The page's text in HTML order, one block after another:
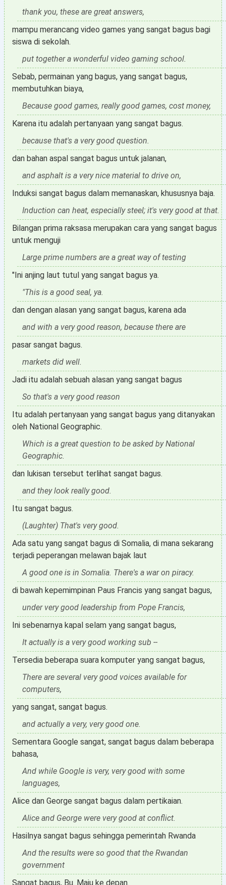
thank you, these are great answers,
mampu merancang video games yang sangat bagus bagi
siswa di sekolah.
put together a wonderful video gaming school.
Sebab, permainan yang bagus, yang sangat bagus,
membutuhkan biaya,
Because good games, really good games, cost money,
Karena itu adalah pertanyaan yang sangat bagus.
because that's a very good question.
dan bahan aspal sangat bagus untuk jalanan,
and asphalt is a very nice material to drive on,
Induksi sangat bagus dalam memanaskan, khususnya baja.
Induction can heat, especially steel; it's very good at that.
Bilangan prima raksasa merupakan cara yang sangat bagus
untuk menguji
Large prime numbers are a great way of testing
"Ini anjing laut tutul yang sangat bagus ya.
"This is a good seal, ya.
dan dengan alasan yang sangat bagus, karena ada
and with a very good reason, because there are
pasar sangat bagus.
markets did well.
Jadi itu adalah sebuah alasan yang sangat bagus
So that's a very good reason
Itu adalah pertanyaan yang sangat bagus yang ditanyakan
oleh National Geographic.
Which is a great question to be asked by National
Geographic.
dan lukisan tersebut terlihat sangat bagus.
and they look really good.
Itu sangat bagus.
(Laughter) That's very good.
Ada satu yang sangat bagus di Somalia, di mana sekarang
terjadi peperangan melawan bajak laut
A good one is in Somalia. There's a war on piracy.
di bawah kepemimpinan Paus Francis yang sangat bagus,
under very good leadership from Pope Francis,
Ini sebenarnya kapal selam yang sangat bagus,
It actually is a very good working sub --
Tersedia beberapa suara komputer yang sangat bagus,
There are several very good voices available for
computers,
yang sangat, sangat bagus.
and actually a very, very good one.
Sementara Google sangat, sangat bagus dalam beberapa
bahasa,
And while Google is very, very good with some
languages,
Alice dan George sangat bagus dalam pertikaian.
Alice and George were very good at conflict.
Hasilnya sangat bagus sehingga pemerintah Rwanda
And the results were so good that the Rwandan
government
Sangat bagus, Bu. Maju ke depan.